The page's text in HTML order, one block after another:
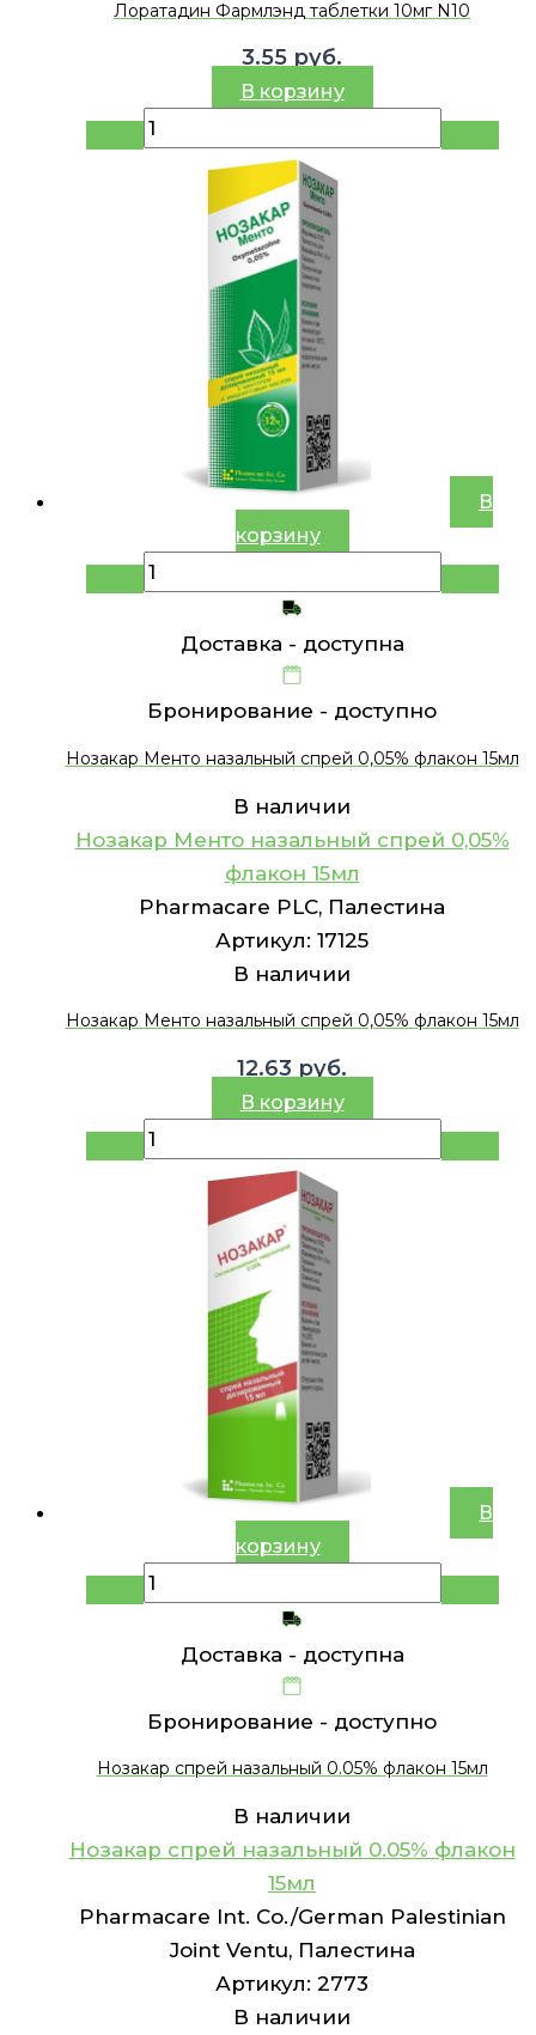
Лоратадин Фармлэнд таблетки 10мг N10
3.55 руб.
В корзину
В
корзину
Доставка - доступна
Бронирование - доступно
Нозакар Менто назальный спрей 0,05% флакон 15мл
В наличии
Нозакар Менто назальный спрей 0,05%
флакон 15мл
Pharmacare PLC, Палестина
Артикул: 17125
В наличии
Нозакар Менто назальный спрей 0,05% флакон 15мл
12.63 руб.
В корзину
В
корзину
Доставка - доступна
Бронирование - доступно
Нозакар спрей назальный 0.05% флакон 15мл
В наличии
Нозакар спрей назальный 0.05% флакон
15мл
Pharmacare Int. Co./German Palestinian
Joint Ventu, Палестина
Артикул: 2773
В наличии